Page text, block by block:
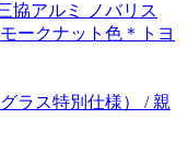
ラス特別仕様） / 親